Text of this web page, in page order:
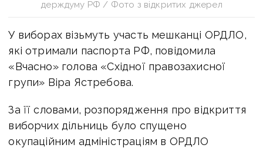
держдуму РФ / Фото з відкритих джерел
У виборах візьмуть участь мешканці ОРДЛО,
які отримали паспорта РФ, повідомила
«Вчасно» голова «Східної правозахисної
групи» Віра Ястребова.
За її словами, розпорядження про відкриття
виборчих дільниць було спущено
окупаційним адміністраціям в ОРДЛО